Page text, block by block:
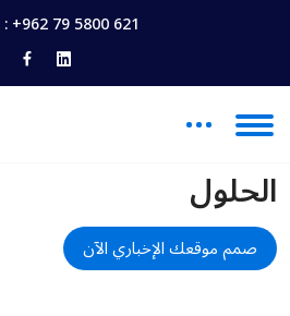
+962 79 5800 621
الحلول
صمم موقعك الإخباري الآن